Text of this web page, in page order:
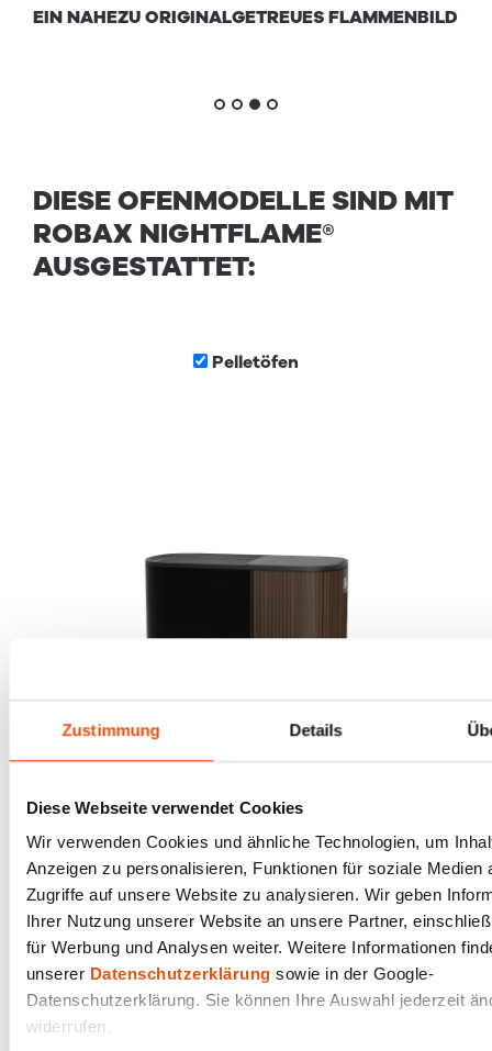
Zustimmung Details
Diese Webseite verwendet Cookies
Wir verwenden Cookies und ähnliche Technologien, um
Anzeigen zu personalisieren, Funktionen für soziale Medien
Zugriffe auf unsere Website zu analysieren. Wir geben
Ihrer Nutzung unserer Website an unsere Partner,
für Werbung und Analysen weiter. Weitere Informationen
unserer Datenschutzerklärung sowie in der Google-
Datenschutzerklärung. Sie können Ihre Auswahl jederzeit
widerrufen.
EIN NAHEZU ORIG­I­NAL­GE­TREUES FLAM­MEN­BILD
DIESE OFENMODELLE SIND MIT
ROBAX NIGHTFLAME®
AUSGESTATTET:
Pellet­öfen
MASTERPIECE 1951
EIN WAHRES MEISTERSTÜCK. TECHNISCH UND
ÄSTHETISCH.
MEHR INFOS